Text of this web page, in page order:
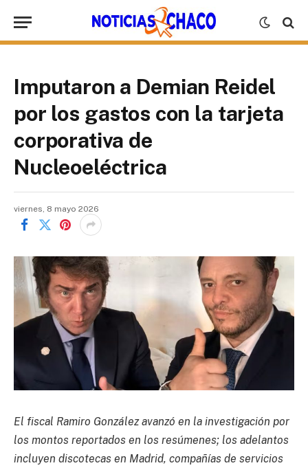
Imputaron a Demian Reidel
por los gastos con la tarjeta
corporativa de
Nucleoeléctrica
viernes, 8 mayo 2026
El fiscal Ramiro González avanzó en la investigación por
los montos reportados en los resúmenes; los adelantos
incluyen discotecas en Madrid, compañías de servicios